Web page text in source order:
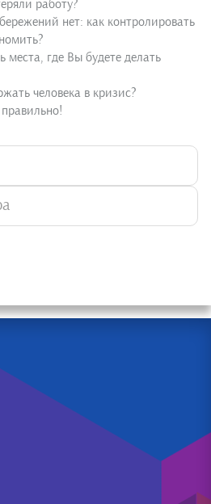
работу?
нет: как контролировать
места, где Вы будете делать
человека в кризис?